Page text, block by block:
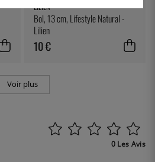
LILIEN
Bol, 13 cm, Lifestyle Natural -
Lilien
10 €
Voir plus
0 Les Avis